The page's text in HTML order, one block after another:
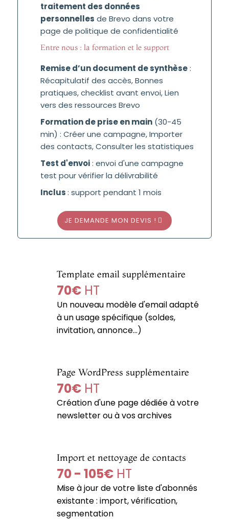
traitement des données
personnelles de Brevo dans votre
page de politique de confidentialité
Entre nous : la formation et le support
Remise d’un document de synthèse:
Récapitulatif des accès, Bonnes
pratiques, checklist avant envoi, Lien
vers des ressources Brevo
Formation de prise en main (30-45
min) : Créer une campagne, Importer
des contacts, Consulter les statistiques
Test d'envoi: envoi d'une campagne
test pour vérifier la délivrabilité
Inclus: support pendant 1 mois
JE DEMANDE MON DEVIS !
Template email supplémentaire
70€ HT
Un nouveau modèle d'email adapté
à un usage spécifique (soldes,
invitation, annonce...)
Page WordPress supplémentaire
70€ HT
Création d'une page dédiée à votre
newsletter ou à vos archives
Import et nettoyage de contacts
70 - 105€ HT
Mise à jour de votre liste d'abonnés
existante : import, vérification,
segmentation